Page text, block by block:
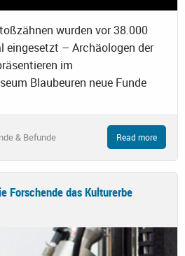
wurden vor 38.000
– Archäologen der
im
Blaubeuren neue Funde
& Befunde Read more
Forschende das Kulturerbe